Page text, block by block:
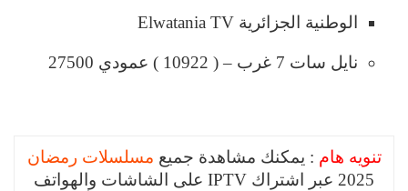
الوطنية الجزائرية Elwatania TV
نايل سات 7 غرب – ( 10922 ) عمودي 27500
تنويه هام : يمكنك مشاهدة جميع مسلسلات رمضان
2025 عبر اشتراك IPTV على الشاشات والهواتف